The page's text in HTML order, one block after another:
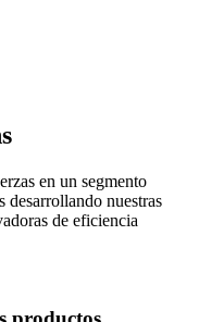
en un segmento
nuestras
de eficiencia